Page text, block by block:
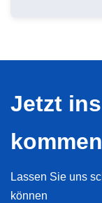
Jetzt
kommen
Lassen Sie uns
können